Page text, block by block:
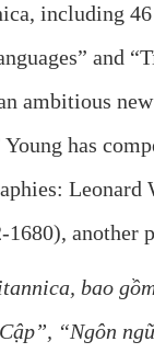
including
and
ambitious
has
Leonard
1680), another
bao
“Ngôn